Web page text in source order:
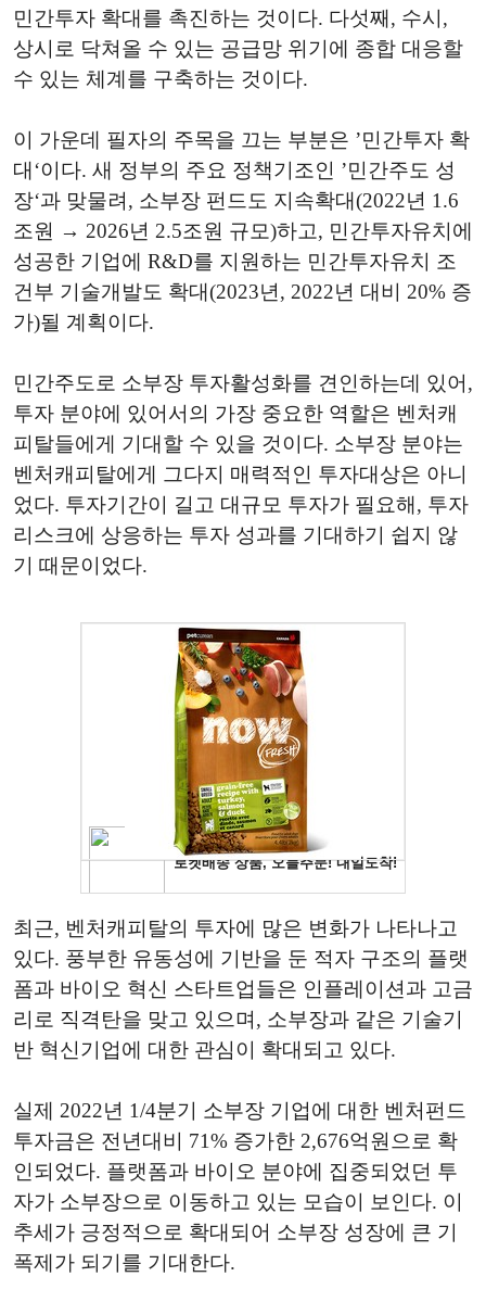
민간투자 확대를 촉진하는 것이다. 다섯째, 수시,
상시로 닥쳐올 수 있는 공급망 위기에 종합 대응할
수 있는 체계를 구축하는 것이다.
이 가운데 필자의 주목을 끄는 부분은 ’민간투자 확
대‘이다. 새 정부의 주요 정책기조인 ’민간주도 성
장‘과 맞물려, 소부장 펀드도 지속확대(2022년 1.6
조원 → 2026년 2.5조원 규모)하고, 민간투자유치에
성공한 기업에 R&D를 지원하는 민간투자유치 조
건부 기술개발도 확대(2023년, 2022년 대비 20% 증
가)될 계획이다.
민간주도로 소부장 투자활성화를 견인하는데 있어,
투자 분야에 있어서의 가장 중요한 역할은 벤처캐
피탈들에게 기대할 수 있을 것이다. 소부장 분야는
벤처캐피탈에게 그다지 매력적인 투자대상은 아니
었다. 투자기간이 길고 대규모 투자가 필요해, 투자
리스크에 상응하는 투자 성과를 기대하기 쉽지 않
기 때문이었다.
최근, 벤처캐피탈의 투자에 많은 변화가 나타나고
있다. 풍부한 유동성에 기반을 둔 적자 구조의 플랫
폼과 바이오 혁신 스타트업들은 인플레이션과 고금
리로 직격탄을 맞고 있으며, 소부장과 같은 기술기
반 혁신기업에 대한 관심이 확대되고 있다.
실제 2022년 1/4분기 소부장 기업에 대한 벤처펀드
투자금은 전년대비 71% 증가한 2,676억원으로 확
인되었다. 플랫폼과 바이오 분야에 집중되었던 투
자가 소부장으로 이동하고 있는 모습이 보인다. 이
추세가 긍정적으로 확대되어 소부장 성장에 큰 기
폭제가 되기를 기대한다.